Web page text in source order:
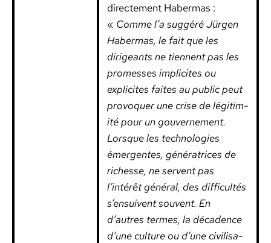
directe­ment Haber­mas :
« Comme l’a sug­géré Jür­gen
Haber­mas, le fait que les
dirigeants ne tien­nent pas les
promess­es implicites ou
explicites faites au pub­lic peut
provo­quer une crise de légitim­
ité pour un gou­verne­ment.
Lorsque les tech­nolo­gies
émer­gentes, généra­tri­ces de
richesse, ne ser­vent pas
l’intérêt général, des dif­fi­cultés
s’ensuivent sou­vent. En
d’autres ter­mes, la déca­dence
d’une cul­ture ou d’une civil­i­sa­